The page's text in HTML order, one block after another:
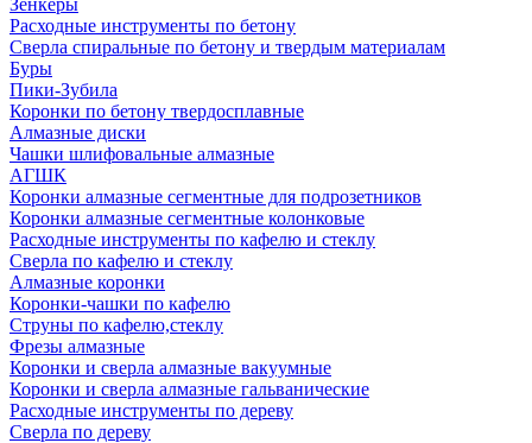
Зенкеры
Расходные инструменты по бетону
Сверла спиральные по бетону и твердым материалам
Буры
Пики-Зубила
Коронки по бетону твердосплавные
Алмазные диски
Чашки шлифовальные алмазные
АГШК
Коронки алмазные сегментные для подрозетников
Коронки алмазные сегментные колонковые
Расходные инструменты по кафелю и стеклу
Сверла по кафелю и стеклу
Алмазные коронки
Коронки-чашки по кафелю
Струны по кафелю,стеклу
Фрезы алмазные
Коронки и сверла алмазные вакуумные
Коронки и сверла алмазные гальванические
Расходные инструменты по дереву
Сверла по дереву